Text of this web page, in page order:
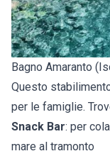
Bagno Amaranto
Questo
per le famiglie.
Snack Bar: per
mare al tramonto